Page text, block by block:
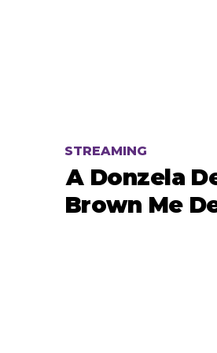
STREAMING
A Donzela
Brown Me